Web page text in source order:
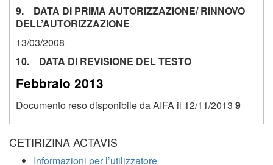
9. DATA DI PRIMA AUTORIZZAZIONE/ RINNOVO
DELL’AUTORIZZAZIONE
13/03/2008
10. DATA DI REVISIONE DEL TESTO
Febbraio 2013
Documento reso disponibile da AIFA il 12/11/2013 9
CETIRIZINA ACTAVIS
Informazioni per l’utilizzatore